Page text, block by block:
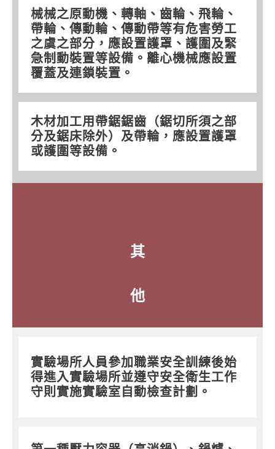
械械之原動機、轉軸、齒輪、飛輪、
帶輪、傳動輪、傳動帶等有危害勞工
之虞之部分，應設置護罩、護圍及緊
急制動裝置等設備。離心機械應設置
覆蓋及連鎖裝置。
木材加工用帶鋸鋸齒（鋸切所須之部
分及鋸床除外）及帶輪，應設置護罩
或護圍等設備。
其
他
實驗場所人員參加職業安全訓練後始
得進入實驗場所並遵守安全衛生工作
守則實施實驗室自動檢查計劃。